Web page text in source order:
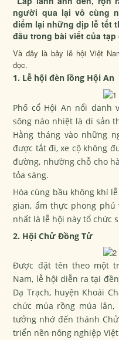
người qua lại vô cùng
điểm lại những dịp lễ tết
đầu trong bài viết của
Và đây là bảy lễ hội Việt
đọc.
1. Lễ hội đèn lồng Hội An
Phố cổ Hội An nổi danh
sông náo nhiệt là di sản
Hằng tháng vào những
được tắt đi, xe cộ không
đường, nhường chỗ cho
tỏa sáng.
Hòa cùng bầu không khí
gian, ẩm thực phong
nhất là lễ hội này tổ chức
2. Hội Chử Đồng Tử
Được đặt tên theo một
Nam, lễ hội diễn ra tại
Dạ Trạch, huyện Khoái
chức múa rồng múa
tưởng nhớ đến thánh
triển nền nông nghiệp